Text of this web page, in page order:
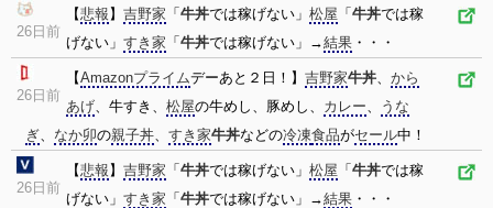
26日前
【悲報 】 吉野家 「 牛丼では稼げない」 松屋 「 牛丼では稼
げない」 すき家 「 牛丼では稼げない」→結果 ・・・
26日前
【Amazonプライムデーあと２日！】 吉野家牛丼、 から
あげ、牛すき、 松屋の牛めし、豚めし、 カレー、
うな
ぎ、 なか卯の親子丼、 すき家牛丼などの冷凍食品がセール中！
26日前
【悲報 】 吉野家 「 牛丼では稼げない」 松屋 「 牛丼では稼
げない」 すき家 「 牛丼では稼げない」→結果 ・・・